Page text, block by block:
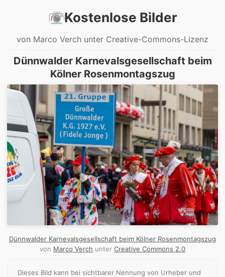
Kostenlose Bilder
von Marco Verch unter Creative-Commons-Lizenz
Dünnwalder Karnevalsgesellschaft beim
Kölner Rosenmontagszug
Dünnwalder Karnevalsgesellschaft beim Kölner Rosenmontagszug
von Marco Verch unter Creative Commons 2.0
Dieses Bild kann bei sichtbarer Nennung von Urheber und